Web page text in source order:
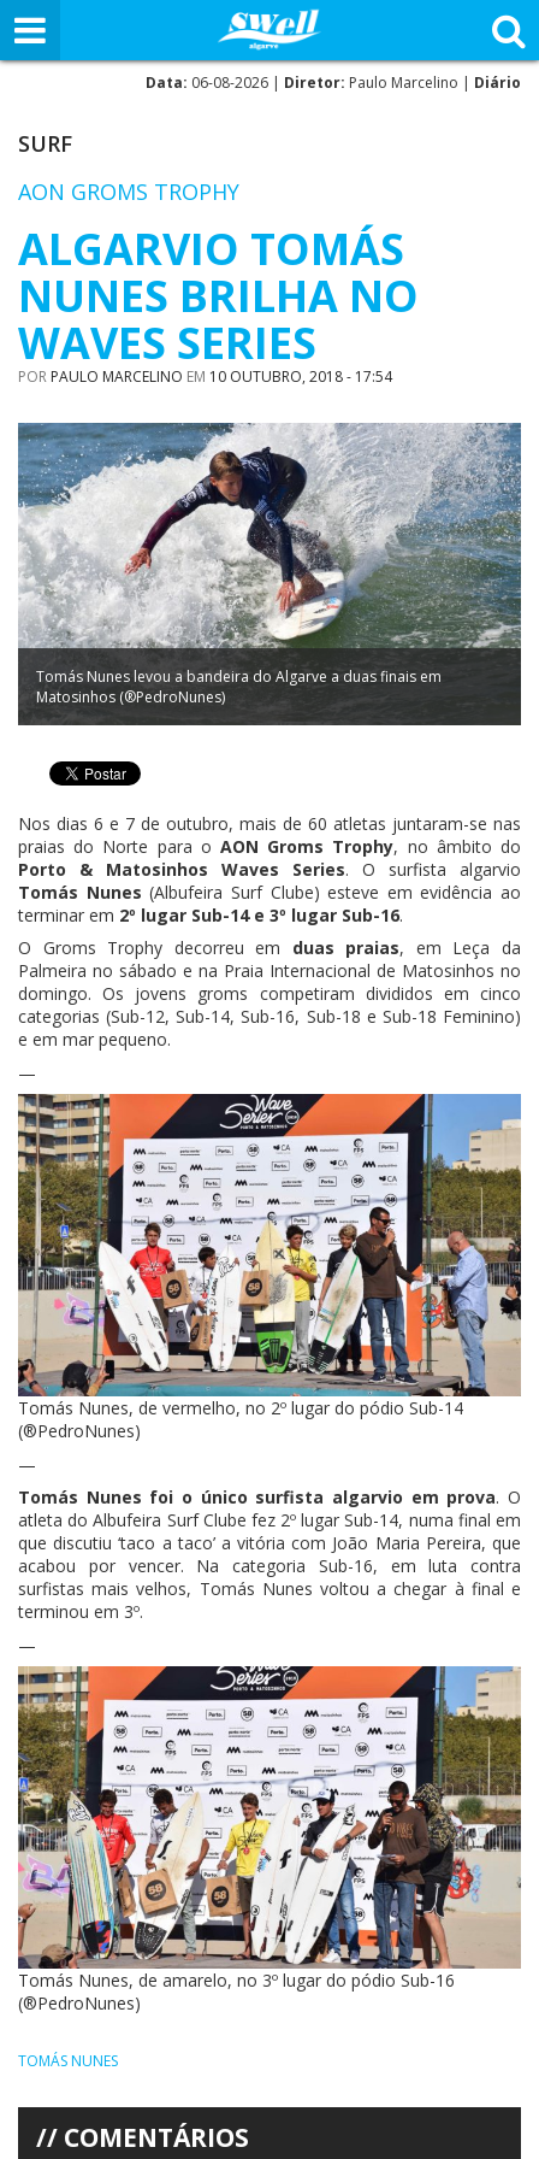
Data: 06-08-2026 | Diretor: Paulo Marcelino | Diário
SURF
AON GROMS TROPHY
ALGARVIO TOMÁS
NUNES BRILHA NO
WAVES SERIES
POR PAULO MARCELINO EM 10 OUTUBRO, 2018 - 17:54
Tomás Nunes levou a bandeira do Algarve a duas finais em
Matosinhos (®PedroNunes)
Nos dias 6 e 7 de outubro, mais de 60 atletas juntaram-se nas
praias do Norte para o AON Groms Trophy, no âmbito do
Porto & Matosinhos Waves Series. O surfista algarvio
Tomás Nunes (Albufeira Surf Clube) esteve em evidência ao
terminar em 2º lugar Sub-14 e 3º lugar Sub-16.
O Groms Trophy decorreu em duas praias, em Leça da
Palmeira no sábado e na Praia Internacional de Matosinhos no
domingo. Os jovens groms competiram divididos em cinco
categorias (Sub-12, Sub-14, Sub-16, Sub-18 e Sub-18 Feminino)
e em mar pequeno.
—
Tomás Nunes, de vermelho, no 2º lugar do pódio Sub-14
(®PedroNunes)
—
Tomás Nunes foi o único surfista algarvio em prova. O
atleta do Albufeira Surf Clube fez 2º lugar Sub-14, numa final em
que discutiu ‘taco a taco’ a vitória com João Maria Pereira, que
acabou por vencer. Na categoria Sub-16, em luta contra
surfistas mais velhos, Tomás Nunes voltou a chegar à final e
terminou em 3º.
—
Tomás Nunes, de amarelo, no 3º lugar do pódio Sub-16
(®PedroNunes)
TOMÁS NUNES
COMENTÁRIOS